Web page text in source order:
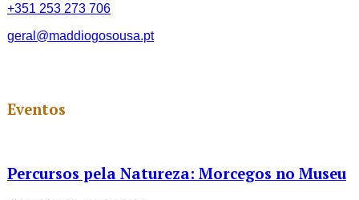
+351 253 273 706
geral@maddiogosousa.pt
Eventos
Percursos pela Natureza: Morcegos no Museu